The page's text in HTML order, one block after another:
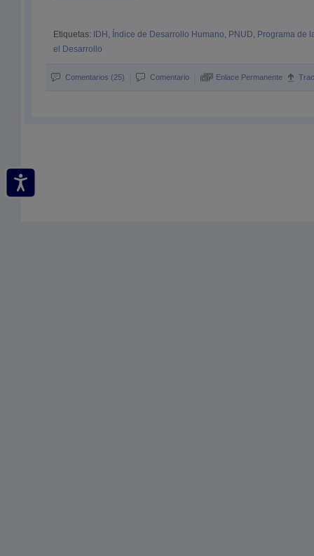
Etiquetas: IDH , Índice de Desarrollo Humano, PNUD, Programa de
el Desarrollo
Comentarios (25) Comentario Enlace Permanente